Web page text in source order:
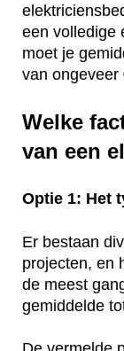
een volledige
moet je
van ongeveer
Welke
van een
Optie 1: Het
Er bestaan
projecten, en
de meest
gemiddelde